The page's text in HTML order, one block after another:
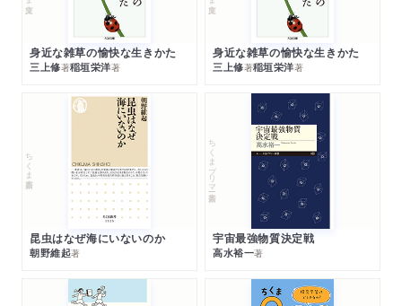
身近な雑草の愉快な生きかた
三上修著稲垣栄洋著
身近な雑草の愉快な生きかた
三上修著稲垣栄洋著
ちくま新書
昆虫はなぜ海にいないのか
朝野維起著
ちくまプリマー新書
宇宙最強物質決定戦
高水裕一著